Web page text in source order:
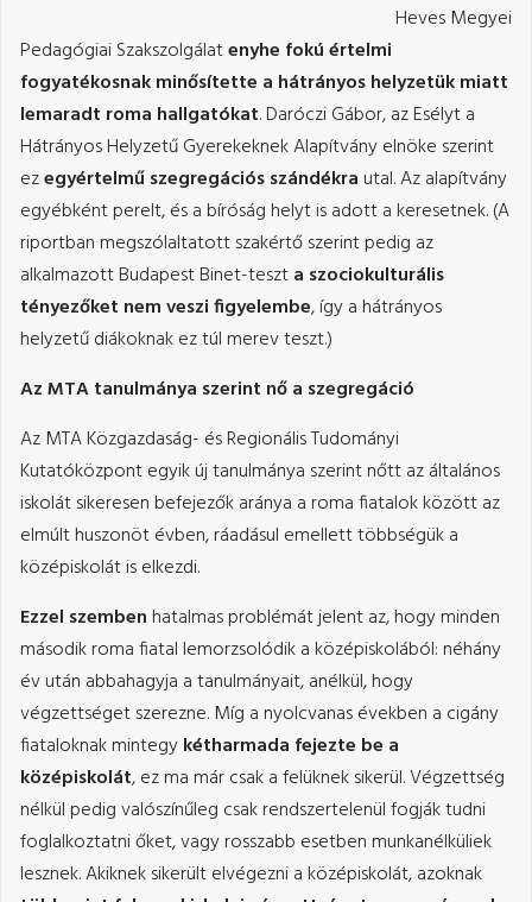
Heves Megyei
Pedagógiai Szakszolgálatenyhe fokú értelmi
fogyatékosnak minősítette a hátrányos helyzetük miatt
lemaradt roma hallgatókat. Daróczi Gábor, az Esélyt a
Hátrányos Helyzetű Gyerekeknek Alapítvány elnöke szerint
ezegyértelmű szegregációs szándékrautal. Az alapítvány
egyébként perelt, és a bíróság helyt is adott a keresetnek. (A
riportban megszólaltatott szakértő szerint pedig az
alkalmazott Budapest Binet-teszta szociokulturális
tényezőket nem veszi figyelembe, így a hátrányos
helyzetű diákoknak ez túl merev teszt.)
Az MTA tanulmánya szerint nő a szegregáció
Az MTA Közgazdaság- és Regionális Tudományi
Kutatóközpont egyik új tanulmánya szerint nőtt az általános
iskolát sikeresen befejezők aránya a roma fiatalok között az
elmúlt huszonöt évben, ráadásul emellett többségük a
középiskolát is elkezdi.
Ezzel szembenhatalmas problémát jelent az, hogy minden
második roma fiatal lemorzsolódik a középiskolából: néhány
év után abbahagyja a tanulmányait, anélkül, hogy
végzettséget szerezne. Míg a nyolcvanas években a cigány
fiataloknak mintegykétharmada fejezte be a
középiskolát, ez ma már csak a felüknek sikerül. Végzettség
nélkül pedig valószínűleg csak rendszertelenül fogják tudni
foglalkoztatni őket, vagy rosszabb esetben munkanélküliek
lesznek. Akiknek sikerült elvégezni a középiskolát, azoknak